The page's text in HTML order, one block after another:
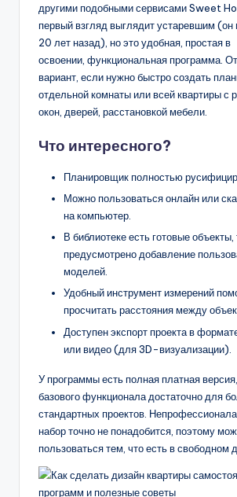
другими подобными сервисами Sweet
первый взгляд выглядит устаревшим (он
20 лет назад), но это удобная, простая в
освоении, функциональная программа.
вариант, если нужно быстро создать
отдельной комнаты или всей квартиры с
окон, дверей, расстановкой мебели.
Что интересного?
Планировщик полностью
Можно пользоваться онлайн или
на компьютер.
В библиотеке есть готовые объекты,
предусмотрено добавление
моделей.
Удобный инструмент измерений
просчитать расстояния между
Доступен экспорт проекта в
или видео (для 3D-визуализации).
У программы есть полная платная
базового функционала достаточно для
стандартных проектов.
набор точно не понадобится, поэтому
пользоваться тем, что есть в свободном